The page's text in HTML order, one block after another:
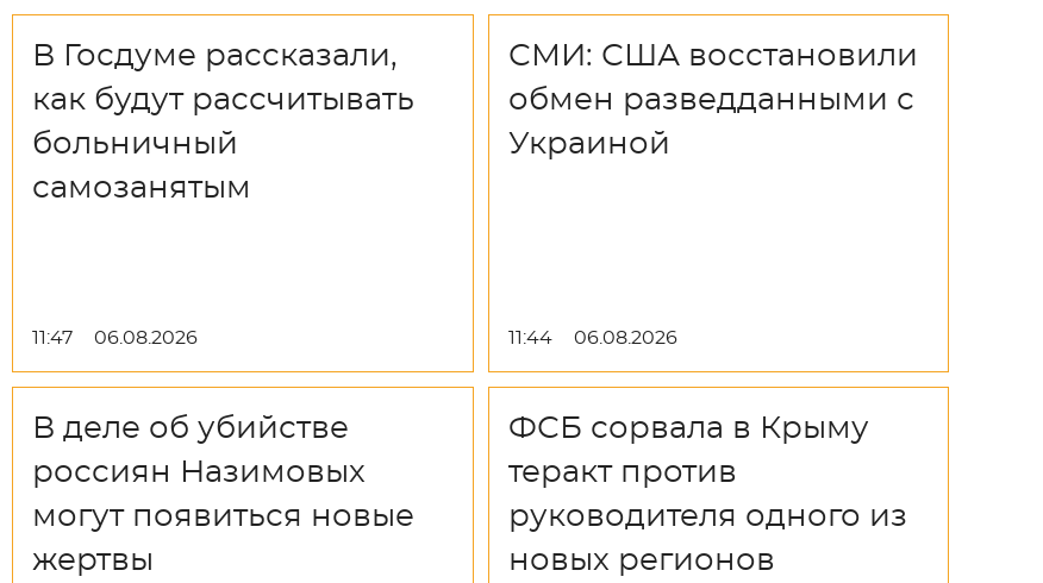
В Госдуме рассказали,
как будут рассчитывать
больничный
самозанятым
11:47 06.08.2026
СМИ: США восстановили
обмен разведданными с
Украиной
11:44 06.08.2026
В деле об убийстве
россиян Назимовых
могут появиться новые
жертвы
ФСБ сорвала в Крыму
теракт против
руководителя одного из
новых регионов